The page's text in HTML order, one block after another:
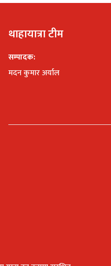
थाहायात्रा टीम
सम्पादक:
मदन कुमार अर्याल